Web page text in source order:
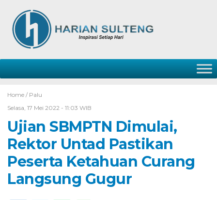
Home / Palu
Selasa, 17 Mei 2022 - 11:03 WIB
Ujian SBMPTN Dimulai,
Rektor Untad Pastikan
Peserta Ketahuan Curang
Langsung Gugur